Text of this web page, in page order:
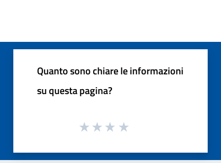
Quanto sono chiare le informazioni
su questa pagina?